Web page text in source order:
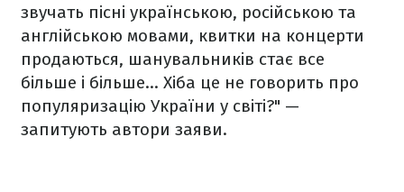
звучать пісні українською, російською та
англійською мовами, квитки на концерти
продаються, шанувальників стає все
більше і більше... Хіба це не говорить про
популяризацію України у світі?" —
запитують автори заяви.